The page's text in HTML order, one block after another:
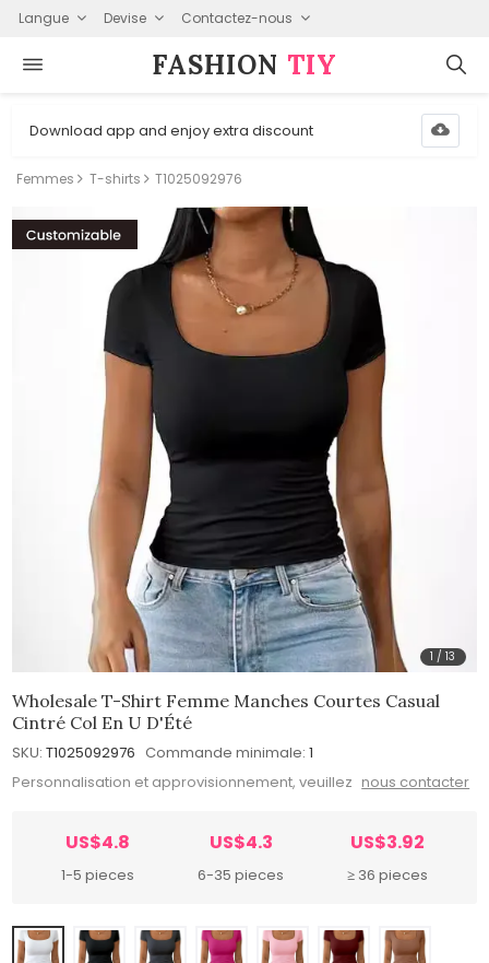
Langue Devise Contactez-nous
FASHION⁠ TIY
Download app and enjoy extra discount
Femmes T-shirts T1025092976
1 /13
Wholesale T-Shirt Femme Manches Courtes Casual
Cintré Col En U D'Été
SKU: T1025092976 Commande minimale: 1
Personnalisation et approvisionnement, veuillez nous contacter
US$4.8
1-5 pieces
US$4.3
6-35 pieces
US$3.92
≥ 36 pieces